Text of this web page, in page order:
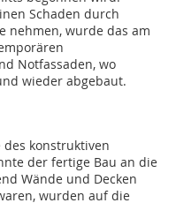
Schaden durch
nehmen, wurde das am
Notfassaden, wo
wieder abgebaut.
konstruktiven
der fertige Bau an die
Wände und Decken
wurden auf die